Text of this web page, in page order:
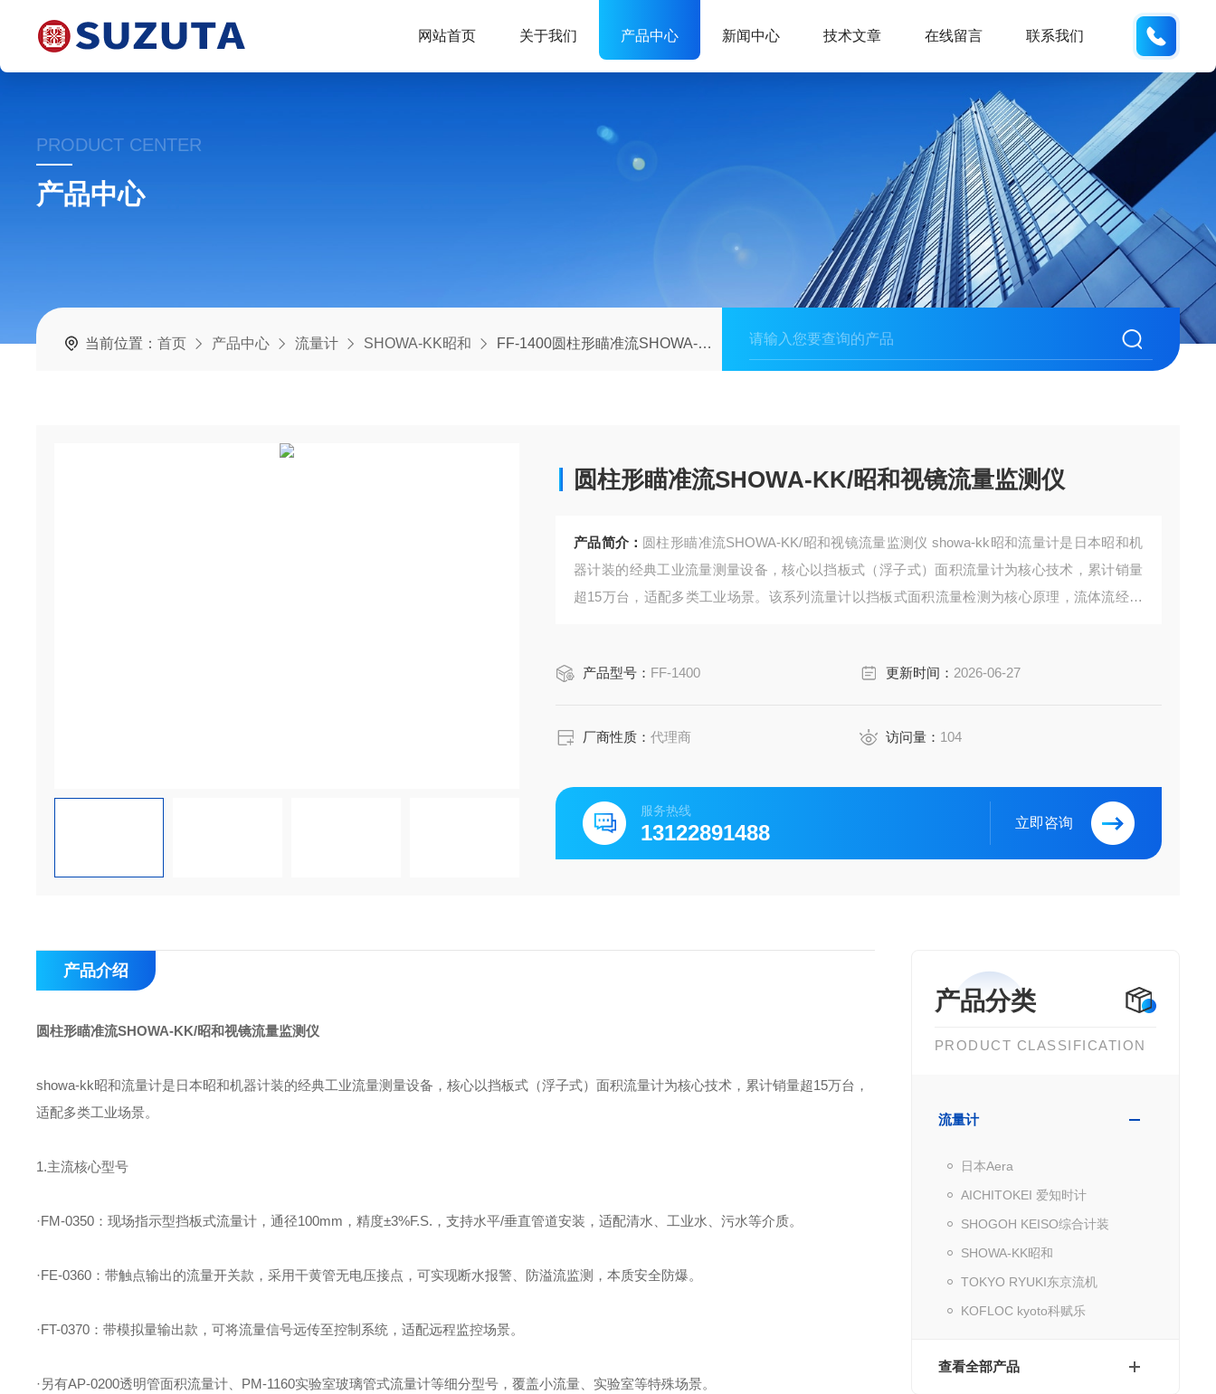
网站首页 关于我们 产品中心 新闻中心 技术文章 在线留言 联系我们
PRODUCT CENTER
产品中心
当前位置：首页 产品中心 流量计 SHOWA-KK昭和 FF-1400圆柱形瞄准流SHOWA-KK/昭和视镜流量监测仪
圆柱形瞄准流SHOWA-KK/昭和视镜流量监测仪
产品简介： 圆柱形瞄准流SHOWA-KK/昭和视镜流量监测仪 showa-kk昭和流量计是日本昭和机
器计装的经典工业流量测量设备，核心以挡板式（浮子式）面积流量计为核心技术，累计销量
超15万台，适配多类工业场景。该系列流量计以挡板式面积流量检测为核心原理，流体流经检
产品型号： FF-1400 更新时间： 2026-06-27
厂商性质：代理商 访问量： 104
服务热线
13122891488 立即咨询
产品分类
PRODUCT CLASSIFICATION
流量计
日本Aera
AICHITOKEI 爱知时计
SHOGOH KEISO综合计装
SHOWA-KK昭和
TOKYO RYUKI东京流机
KOFLOC kyoto科赋乐
查看全部产品
产品介绍
圆柱形瞄准流SHOWA-KK/昭和视镜流量监测仪
showa-kk昭和流量计是日本昭和机器计装的经典工业流量测量设备，核心以挡板式（浮子式）面积流量计为核心技术，累计销量超15万台，
适配多类工业场景。
1.主流核心型号
·FM-0350：现场指示型挡板式流量计，通径100mm，精度±3%F.S.，支持水平/垂直管道安装，适配清水、工业水、污水等介质。
·FE-0360：带触点输出的流量开关款，采用干黄管无电压接点，可实现断水报警、防溢流监测，本质安全防爆。
·FT-0370：带模拟量输出款，可将流量信号远传至控制系统，适配远程监控场景。
·另有AP-0200透明管面积流量计、PM-1160实验室玻璃管式流量计等细分型号，覆盖小流量、实验室等特殊场景。